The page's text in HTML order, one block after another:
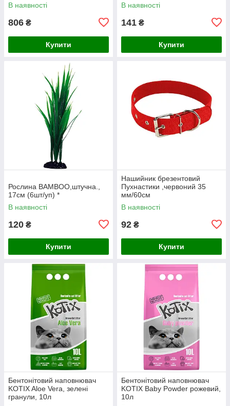
В наявності
806 ₴
Купити
В наявності
141 ₴
Купити
Рослина BAMBOO,штучна.,
17см (6шт/уп) *
В наявності
120 ₴
Купити
Нашийник брезентовий
Пухнастики ,червоний 35
мм/60см
В наявності
92 ₴
Купити
Бентонітовий наповнювач
KOTIX Aloe Vera, зелені
гранули, 10л
Бентонітовий наповнювач
KOTIX Baby Powder рожевий,
10л